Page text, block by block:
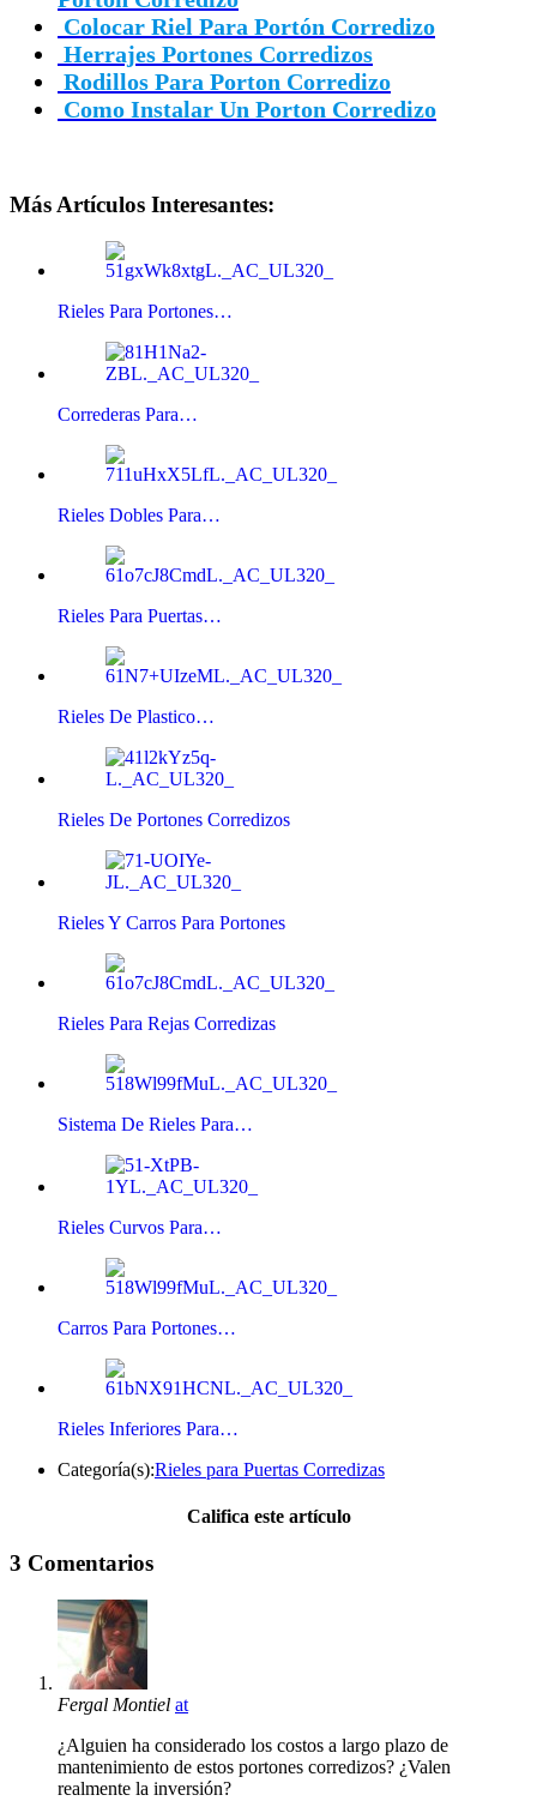
Colocar Riel Para Portón Corredizo
Herrajes Portones Corredizos
Rodillos Para Porton Corredizo
Como Instalar Un Porton Corredizo
Más Artículos Interesantes:
Rieles Para Portones…
Correderas Para…
Rieles Dobles Para…
Rieles Para Puertas…
Rieles De Plastico…
Rieles De Portones Corredizos
Rieles Y Carros Para Portones
Rieles Para Rejas Corredizas
Sistema De Rieles Para…
Rieles Curvos Para…
Carros Para Portones…
Rieles Inferiores Para…
Categoría(s):Rieles para Puertas Corredizas
Califica este artículo
3 Comentarios
Fergal Montiel at
¿Alguien ha considerado los costos a largo plazo de
mantenimiento de estos portones corredizos? ¿Valen
realmente la inversión?